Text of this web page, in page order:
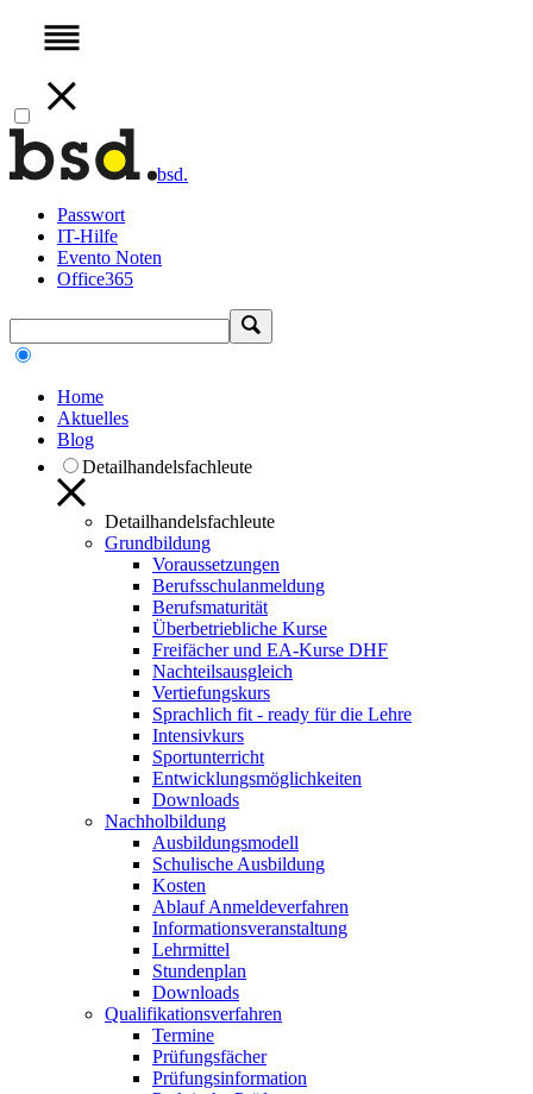
bsd.
Passwort
IT-Hilfe
Evento Noten
Office365
Home
Aktuelles
Blog
Detailhandelsfachleute
Detailhandelsfachleute
Grundbildung
Voraussetzungen
Berufsschulanmeldung
Berufsmaturität
Überbetriebliche Kurse
Freifächer und EA-Kurse DHF
Nachteilsausgleich
Vertiefungskurs
Sprachlich fit - ready für die Lehre
Intensivkurs
Sportunterricht
Entwicklungsmöglichkeiten
Downloads
Nachholbildung
Ausbildungsmodell
Schulische Ausbildung
Kosten
Ablauf Anmeldeverfahren
Informationsveranstaltung
Lehrmittel
Stundenplan
Downloads
Qualifikationsverfahren
Termine
Prüfungsfächer
Prüfungsinformation